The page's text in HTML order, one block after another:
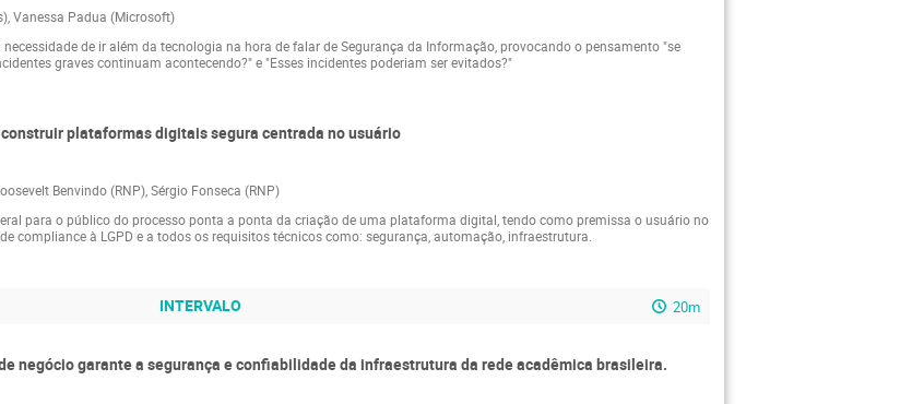
Vanessa Padua (Microsoft)
de ir além da tecnologia na hora de falar de Segurança da Informação, provocando o pensamento "se
graves continuam acontecendo?" e "Esses incidentes poderiam ser evitados?"
plataformas digitais segura centrada no usuário
Benvindo (RNP), Sérgio Fonseca (RNP)
para o público do processo ponta a ponta da criação de uma plataforma digital, tendo como premissa o usuário no
compliance à LGPD e a todos os requisitos técnicos como: segurança, automação, infraestrutura.
INTERVALO 20m
negócio garante a segurança e confiabilidade da infraestrutura da rede acadêmica brasileira.